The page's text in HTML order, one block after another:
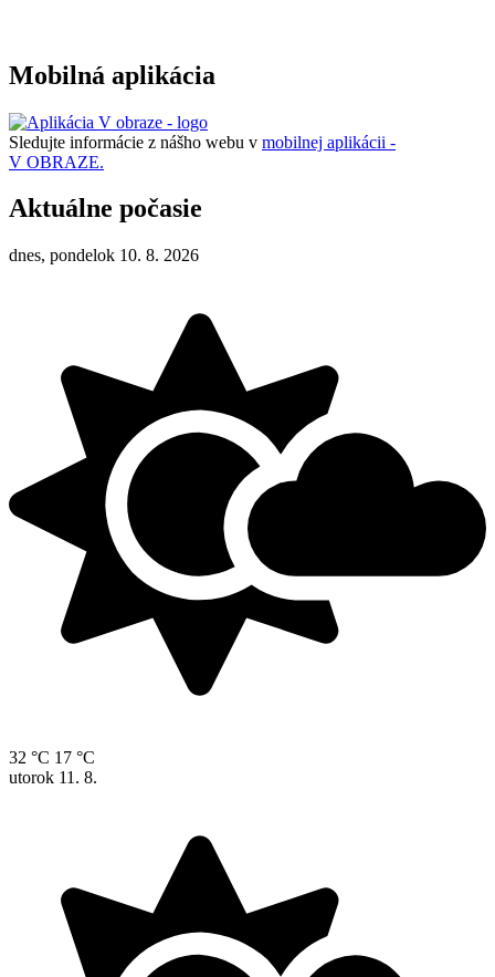
Mobilná aplikácia
Sledujte informácie z nášho webu v mobilnej aplikácii -
V OBRAZE.
Aktuálne počasie
dnes, pondelok 10. 8. 2026
32 °C 17 °C
utorok 11. 8.